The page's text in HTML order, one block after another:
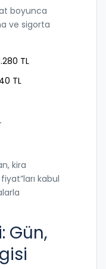
boyunca
ve sigorta
TL
TL
kira
kabul
Gün,